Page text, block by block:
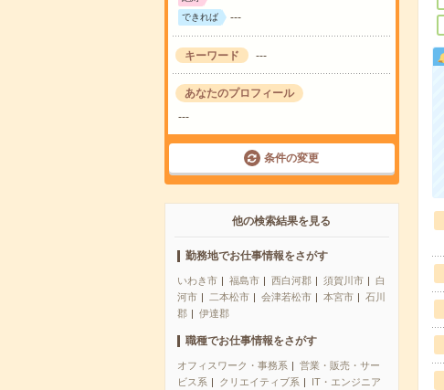
できれば ---
キーワード ---
あなたのプロフィール
---
条件の変更
他の検索結果を見る
勤務地でお仕事情報をさがす
いわき市 福島市 西白河郡 須賀川市
白
河市
二本松市 会津若松市 本宮市
石川
郡
伊達郡
職種でお仕事情報をさがす
オフィスワーク・事務系
営業・販売・サー
ビス系
クリエイティブ系
IT・エンジニア